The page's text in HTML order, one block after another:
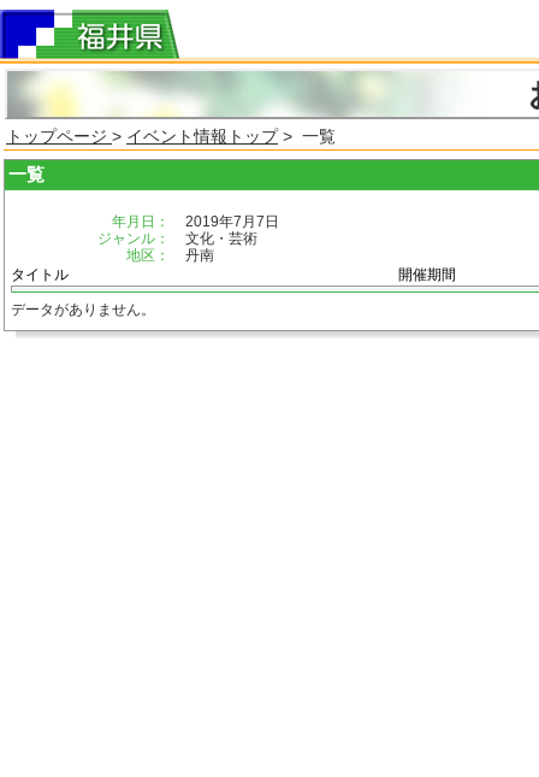
トップページ > イベント情報トップ> 一覧
一覧
年月日：
2019年7月7日
ジャンル：
文化・芸術
地区：
丹南
タイトル
開催期間
データがありません。